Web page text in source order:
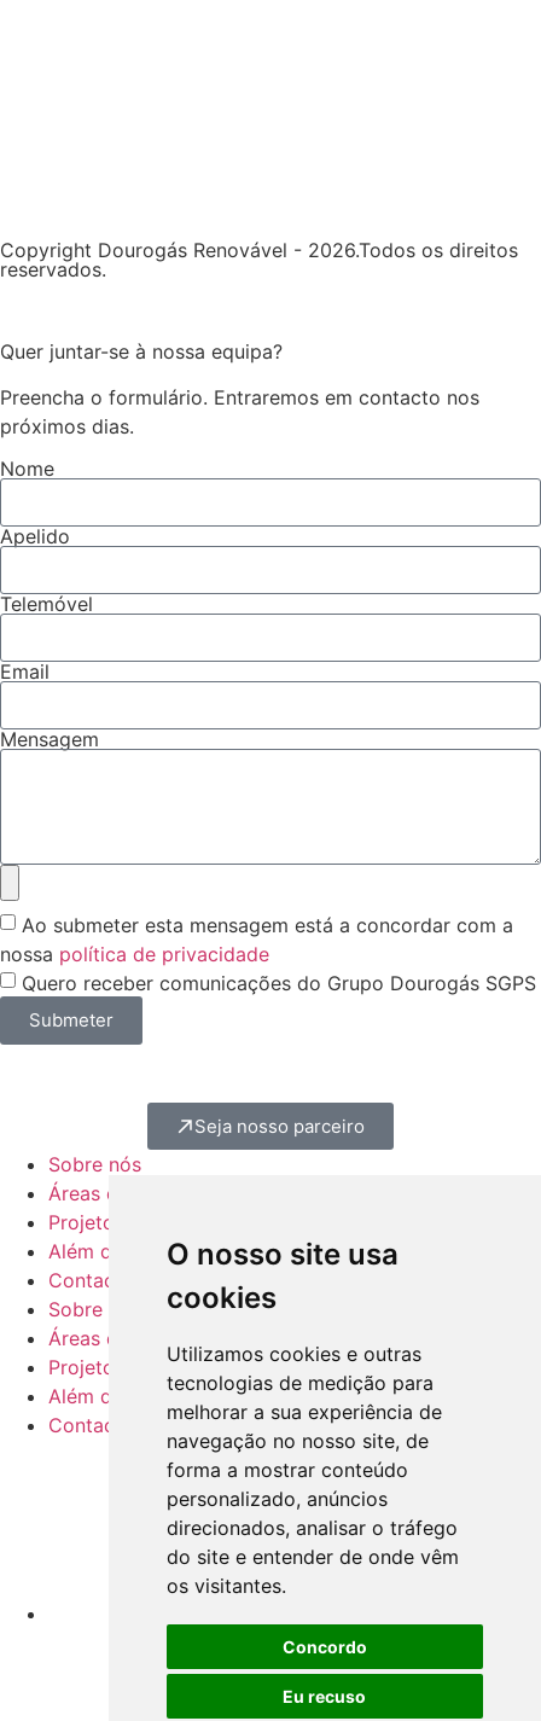
O nosso site usa
cookies
Utilizamos cookies e outras
tecnologias de medição para
melhorar a sua experiência de
navegação no nosso site, de
forma a mostrar conteúdo
personalizado, anúncios
direcionados, analisar o tráfego
do site e entender de onde vêm
os visitantes.
Concordo
Eu recuso
Copyright Dourogás Renovável - 2026.Todos os direitos
reservados.
Quer juntar-se à nossa equipa?
Preencha o formulário. Entraremos em contacto nos
próximos dias.
Nome
Apelido
Telemóvel
Email
Mensagem
Ao submeter esta mensagem está a concordar com a
nossa política de privacidade
Quero receber comunicações do Grupo Dourogás SGPS
Submeter
Seja nosso parceiro
Sobre nós
Áreas de negócio
Projetos
Além da Sustentabilidade
Contactos
Sobre nós
Áreas de negócio
Projetos
Além da Sustentabilidade
Contactos